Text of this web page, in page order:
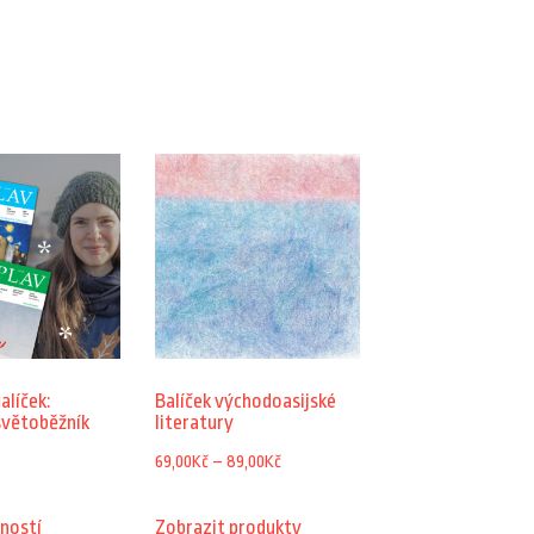
Balíček východoasijské
literatury
69,00Kč – 89,00KčRozpětí
Zobrazit produkty